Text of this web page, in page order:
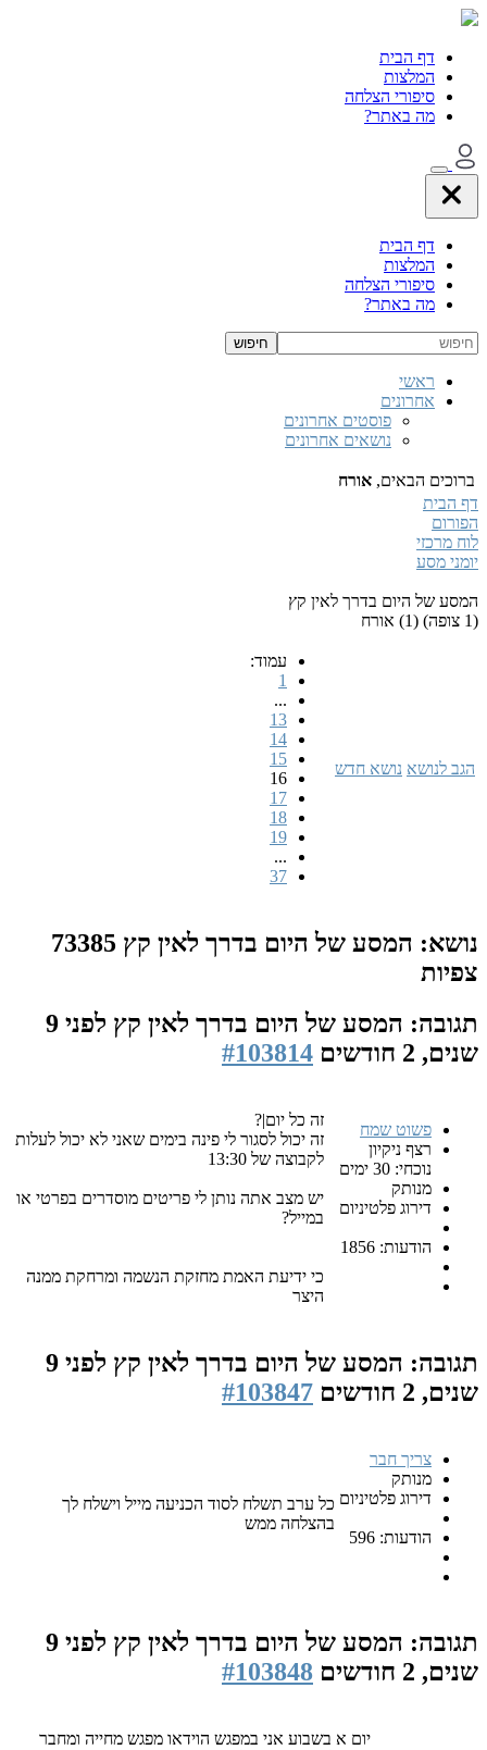
דף הבית
המלצות
סיפורי הצלחה
מה באתר?
דף הבית
המלצות
סיפורי הצלחה
מה באתר?
ראשי
אחרונים
פוסטים אחרונים
נושאים אחרונים
ברוכים הבאים, אורח
דף הבית
הפורום
לוח מרכזי
יומני מסע
המסע של היום בדרך לאין קץ
(1 צופה) (1) אורח
הגב לנושא נושא חדש
עמוד:
1
...
13
14
15
16
17
18
19
...
37
נושא: המסע של היום בדרך לאין קץ 73385
צפיות
תגובה: המסע של היום בדרך לאין קץ
לפני 9
שנים, 2 חודשים
#103814
פשוט שמח
רצף ניקיון
נוכחי: 30 ימים
מנותק
דירוג פלטיניום
הודעות: 1856
זה כל יום|?
זה יכול לסגור לי פינה בימים שאני לא יכול לעלות
לקבוצה של 13:30
יש מצב אתה נותן לי פריטים מוסדרים בפרטי או
במייל?
כי ידיעת האמת מחזקת הנשמה ומרחקת ממנה
היצר
תגובה: המסע של היום בדרך לאין קץ
לפני 9
שנים, 2 חודשים
#103847
צריך חבר
מנותק
דירוג פלטיניום
הודעות: 596
כל ערב תשלח לסוד הכניעה מייל וישלח לך
בהצלחה ממש
תגובה: המסע של היום בדרך לאין קץ
לפני 9
שנים, 2 חודשים
#103848
יום א בשבוע אני במפגש הוידאו מפגש מחייה ומחבר